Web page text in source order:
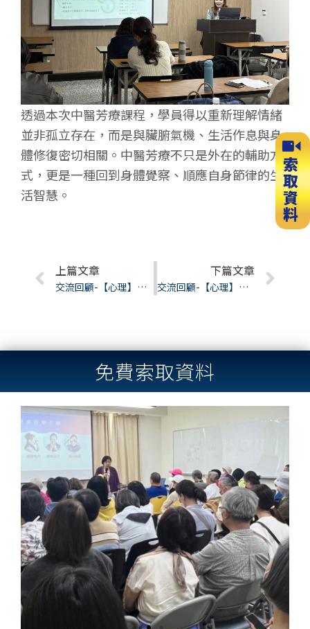
透過本次中醫芳療課程，學員得以重新理解情緒
並非孤立存在，而是與臟腑氣機、生活作息與身
體修復密切相關。中醫芳療不只是外在的輔助方
式，更是一種回到身體覺察、順應自身節律的生
活智慧。
Prev
上篇文章
交流回顧-【心理】薩提爾溝通姿態與一致性的練習
下篇文章
交流回顧-【心理】：從薩提爾冰山理論看見行為背後的自己
免費索取資料
Previous
slide
Next
slide